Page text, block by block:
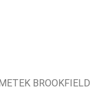
BROOKFIELD